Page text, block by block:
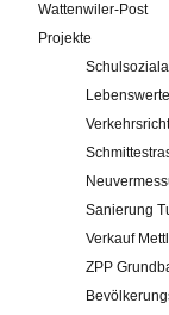
Online-Service
Impressum
Wattenwiler-Post
Projekte
Sanierung
Verkauf
ZPP